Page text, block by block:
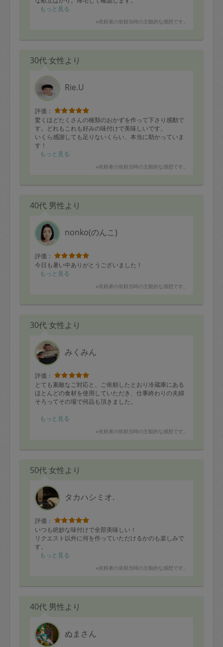
もっと見る
※依頼者の依頼当時の主観的な感想です。
30代 女性より
Rie.U
評価：
驚くほどたくさんの種類のおかずを作って下さり感動で
す。どれもこれも好みの味付けで美味しいです。
いくら感謝しても足りないくらい、本当に助かっていま
す！
もっと見る
※依頼者の依頼当時の主観的な感想です。
40代 男性より
nonko(のんこ)
評価：
今日も暑い中ありがとうございました！
もっと見る
※依頼者の依頼当時の主観的な感想です。
30代 女性より
みくみん
評価：
とても素敵なご対応と、ご依頼したとおり冷蔵庫にある
ほとんどの食材を使用していただき、仕事終わりの夫婦
そろってその場で何品も頂きました。
野菜をフル活用いただき、13品も作っていただきまし
らまで気持ちがよくなりました。全て美味しくて懐かし
た同じ方に依頼したいと思います。
作っていただいた品の味付けや、作り方、子育てに関す
るちょっとした質問にも答えていただきました。ぜひお
すすめさせていただきます。
もっと見る
※依頼者の依頼当時の主観的な感想です。
50代 女性より
タカハシミオ.
評価：
いつも絶妙な味付けで全部美味しい！
リクエスト以外に何を作っていただけるかのも楽しみで
す。
もっと見る
※依頼者の依頼当時の主観的な感想です。
40代 男性より
ぬまさん